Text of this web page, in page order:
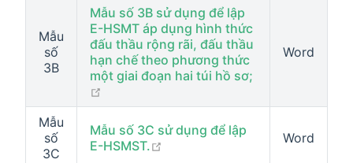
Mẫu
số
3B
Mẫu số 3B sử dụng để lập
E-HSMT áp dụng hình thức
đấu thầu rộng rãi, đấu thầu
hạn chế theo phương thức
một giai đoạn hai túi hồ sơ;
Word
Mẫu
số
3C
Mẫu số 3C sử dụng để lập
E-HSMST.
open in new windowWord